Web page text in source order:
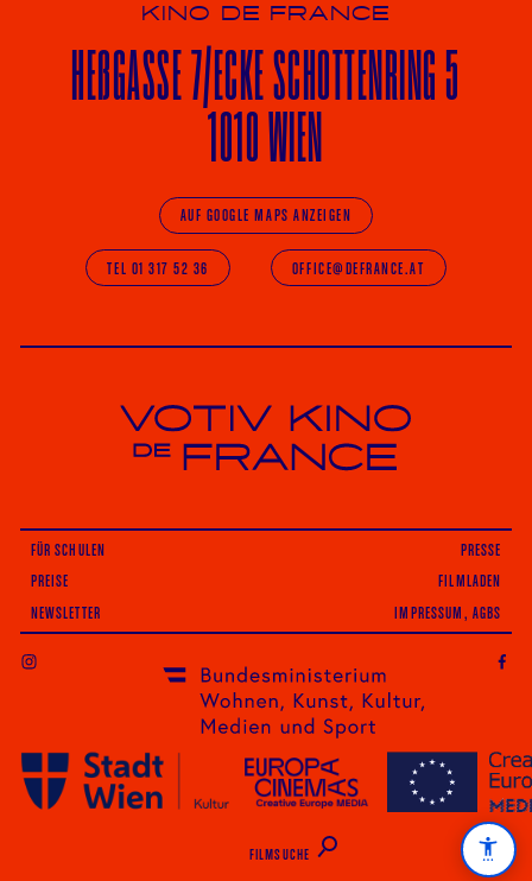
KINO DE FRANCE
HEßGASSE 7/ECKESCHOTTENRING 5
1010 WIEN
AUF GOOGLE MAPS ANZEIGEN
TEL 01 317 52 36 OFFICE@DEFRANCE.AT
Votiv Kino und Kino De France in Wien
FÜR SCHULEN
PRESSE
PREISE
FILMLADEN
NEWSLETTER IMPRESSUM, AGBS
FILMSUCHE